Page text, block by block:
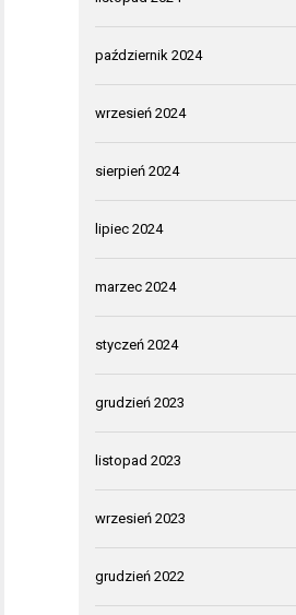
październik 2024
wrzesień 2024
sierpień 2024
lipiec 2024
marzec 2024
styczeń 2024
grudzień 2023
listopad 2023
wrzesień 2023
grudzień 2022